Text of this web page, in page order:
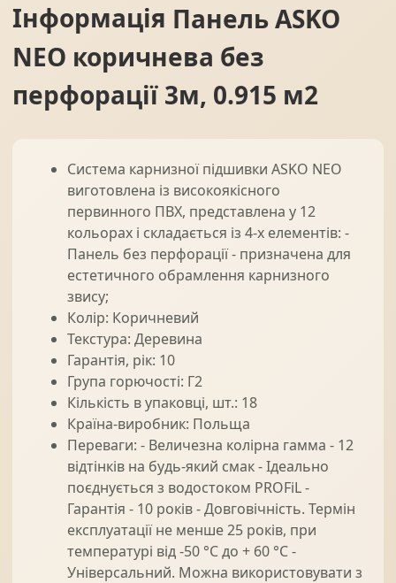
Інформація Панель ASKO
NEO коричнева без
перфорації 3м, 0.915 м2
Система карнизної підшивки ASKO NEO
виготовлена із високоякісного
первинного ПВХ, представлена у 12
кольорах і складається із 4-х елементів: -
Панель без перфорації - призначена для
естетичного обрамлення карнизного
звису;
Колір: Коричневий
Текстура: Деревина
Гарантія, рік: 10
Група горючості: Г2
Кількість в упаковці, шт.: 18
Країна-виробник: Польща
Переваги: - Величезна колірна гамма - 12
відтінків на будь-який смак - Ідеально
поєднується з водостоком PROFiL -
Гарантія - 10 років - Довговічність. Термін
експлуатації не менше 25 років, при
температурі від -50 °C до + 60 °C -
Універсальний. Можна використовувати з